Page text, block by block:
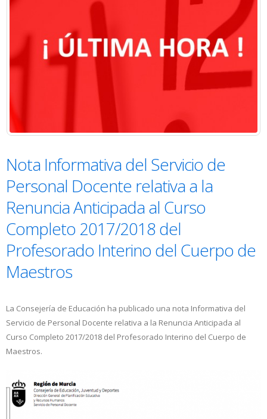
Nota Informativa del Servicio de
Personal Docente relativa a la
Renuncia Anticipada al Curso
Completo 2017/2018 del
Profesorado Interino del Cuerpo de
Maestros
La Consejería de Educación ha publicado una nota Informativa del
Servicio de Personal Docente relativa a la Renuncia Anticipada al
Curso Completo 2017/2018 del Profesorado Interino del Cuerpo de
Maestros.